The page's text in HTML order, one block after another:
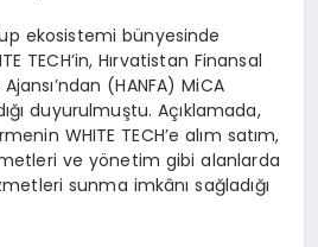
ekosistemi bünyesinde
TECH’in, Hırvatistan Finansal
(HANFA) MiCA
duyurulmuştu. Açıklamada,
WHITE TECH’e alım satım,
ve yönetim gibi alanlarda
sunma imkânı sağladığı